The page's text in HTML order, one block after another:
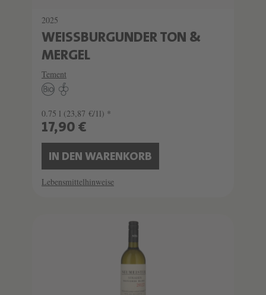
2025
WEISSBURGUNDER TON & M
ERGEL
Tement
0.75 l (23,87 €/1l) *
17,90 €
IN DEN WARENKORB
Lebensmittelhinweise